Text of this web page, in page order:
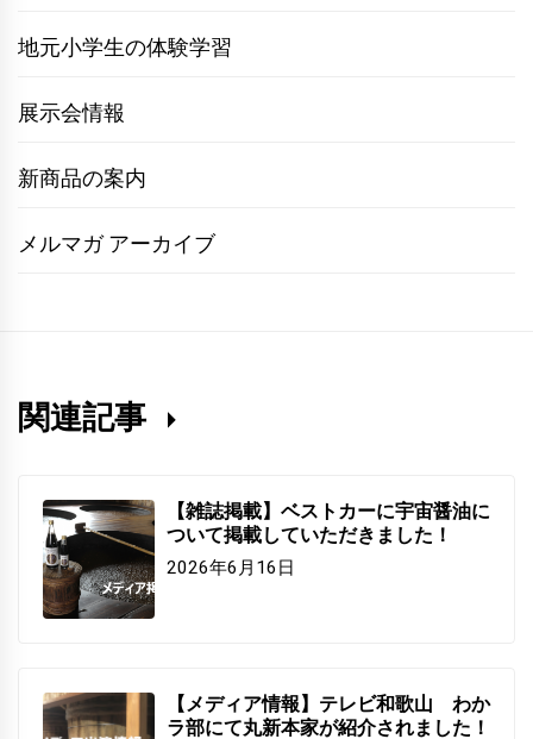
地元小学生の体験学習
展示会情報
新商品の案内
メルマガ アーカイブ
関連記事
【雑誌掲載】ベストカーに宇宙醤油に
ついて掲載していただきました！
2026年6月16日
【メディア情報】テレビ和歌山 わか
ラ部にて丸新本家が紹介されました！